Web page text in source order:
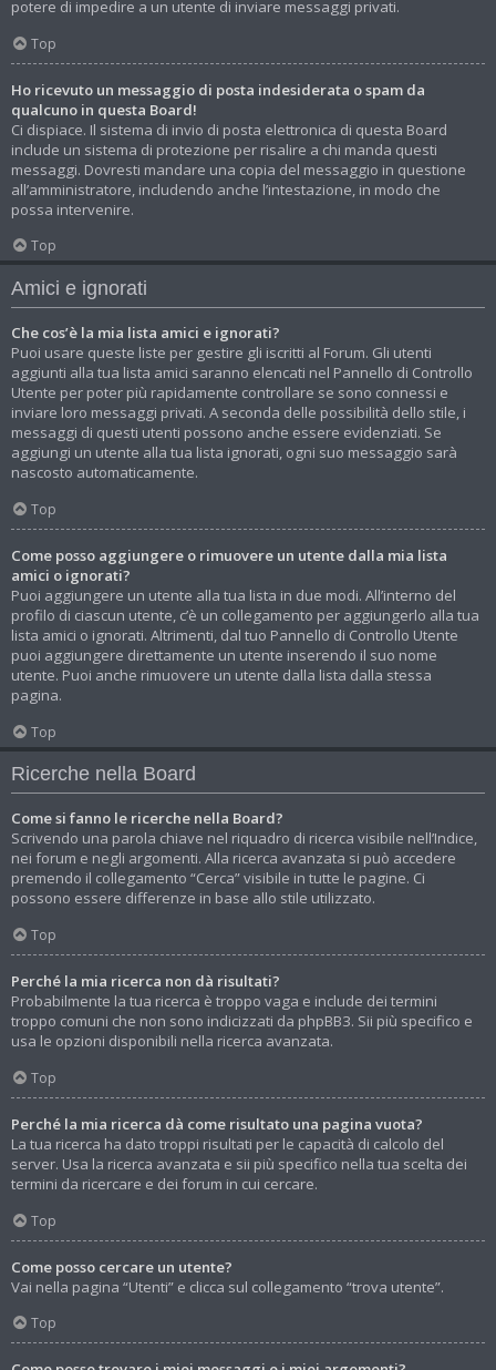
potere di impedire a un utente di inviare messaggi privati​​.
Top
Ho ricevuto un messaggio di posta indesiderata o spam da
qualcuno in questa Board!
Ci dispiace. Il sistema di invio di posta elettronica di questa Board
include un sistema di protezione per risalire a chi manda questi
messaggi. Dovresti mandare una copia del messaggio in questione
all’amministratore, includendo anche l’intestazione, in modo che
possa intervenire.
Top
Amici e ignorati
Che cos’è la mia lista amici e ignorati?
Puoi usare queste liste per gestire gli iscritti al Forum. Gli utenti
aggiunti alla tua lista amici saranno elencati nel Pannello di Controllo
Utente per poter più rapidamente controllare se sono connessi e
inviare loro messaggi privati. A seconda delle possibilità dello stile, i
messaggi di questi utenti possono anche essere evidenziati. Se
aggiungi un utente alla tua lista ignorati, ogni suo messaggio sarà
nascosto automaticamente.
Top
Come posso aggiungere o rimuovere un utente dalla mia lista
amici o ignorati?
Puoi aggiungere un utente alla tua lista in due modi. All’interno del
profilo di ciascun utente, c’è un collegamento per aggiungerlo alla tua
lista amici o ignorati. Altrimenti, dal tuo Pannello di Controllo Utente
puoi aggiungere direttamente un utente inserendo il suo nome
utente. Puoi anche rimuovere un utente dalla lista dalla stessa
pagina.
Top
Ricerche nella Board
Come si fanno le ricerche nella Board?
Scrivendo una parola chiave nel riquadro di ricerca visibile nell’Indice,
nei forum e negli argomenti. Alla ricerca avanzata si può accedere
premendo il collegamento “Cerca” visibile in tutte le pagine. Ci
possono essere differenze in base allo stile utilizzato.
Top
Perché la mia ricerca non dà risultati?
Probabilmente la tua ricerca è troppo vaga e include dei termini
troppo comuni che non sono indicizzati da phpBB3. Sii più specifico e
usa le opzioni disponibili nella ricerca avanzata.
Top
Perché la mia ricerca dà come risultato una pagina vuota?
La tua ricerca ha dato troppi risultati per le capacità di calcolo del
server. Usa la ricerca avanzata e sii più specifico nella tua scelta dei
termini da ricercare e dei forum in cui cercare.
Top
Come posso cercare un utente?
Vai nella pagina “Utenti” e clicca sul collegamento “trova utente”.
Top